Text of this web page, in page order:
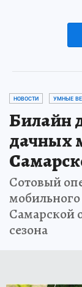
НОВОСТИ УМНЫЕ
Билайн
дачных
Сотовый
мобильного
Самарской
сезона